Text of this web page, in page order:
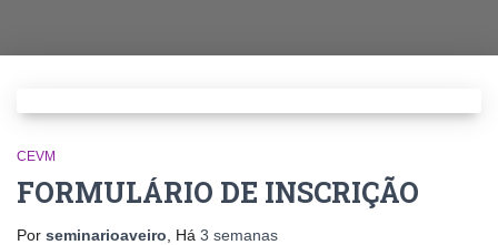
CEVM
FORMULÁRIO DE INSCRIÇÃO
Por seminarioaveiro , Há 3 semanas